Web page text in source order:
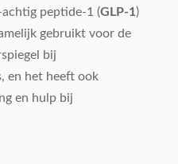
achtig peptide-1 (GLP-1)
gebruikt voor de
bij
en het heeft ook
en hulp bij